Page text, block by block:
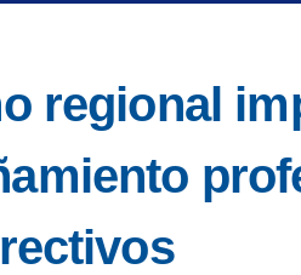
aquí
regional